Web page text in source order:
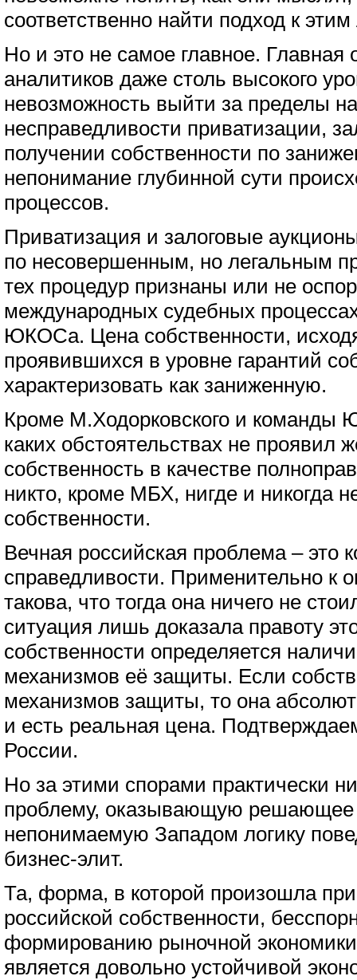
соответственно найти подход к
Но и это не самое главное.
аналитиков даже столь высокого
невозможность выйти за пределы
несправедливости приватизации,
получении собственности по
непонимание глубинной сути
процессов.
Приватизация и залоговые
по несовершенным, но легальным
тех процедур признаны или не
международных судебных
ЮКОСа. Цена собственности,
проявившихся в уровне гарантий
характеризовать как заниженную.
Кроме М.Ходорковского и команды
каких обстоятельствах не
собственность в качестве
никто, кроме МБХ, нигде и никогда
собственности.
Вечная российская проблема – это
справедливости. Применительно к
такова, что тогда она ничего не
ситуация лишь доказала правоту
собственности определяется
механизмов её защиты. Если
механизмов защиты, то она
и есть реальная цена.
России.
Но за этими спорами практически
проблему, оказывающую решающее
непонимаемую Западом логику
бизнес-элит.
Та, форма, в которой произошла
российской собственности,
формированию рыночной
является довольно устойчивой